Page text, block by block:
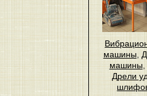
машины,
машины,
Дрели